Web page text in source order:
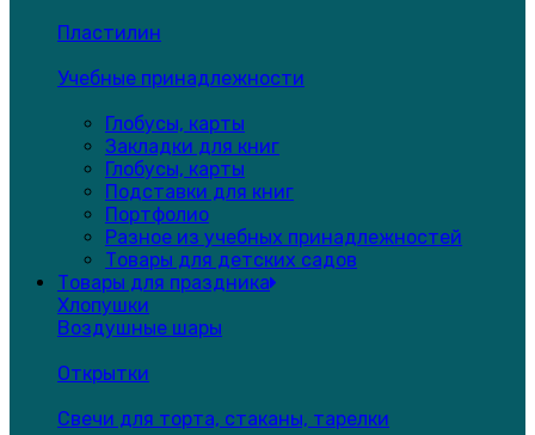
Пластилин
Учебные принадлежности
Глобусы, карты
Закладки для книг
Глобусы, карты
Подставки для книг
Портфолио
Разное из учебных принадлежностей
Товары для детских садов
Товары для праздника
Хлопушки
Воздушные шары
Открытки
Свечи для торта, стаканы, тарелки